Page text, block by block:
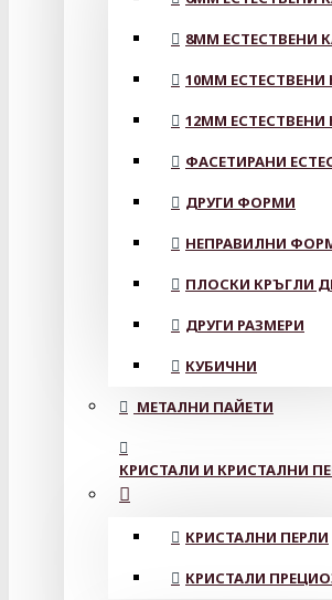
8MM ЕСТЕСТВЕНИ
10MM
12MM
ФАСЕТИРАНИ
ДРУГИ ФОРМИ
НЕПРАВИЛНИ
ПЛОСКИ КРЪГЛИ
ДРУГИ РАЗМЕРИ
КУБИЧНИ
МЕТАЛНИ ПАЙЕТИ
КРИСТАЛИ И КРИСТАЛНИ
КРИСТАЛНИ ПЕРЛИ
КРИСТАЛИ